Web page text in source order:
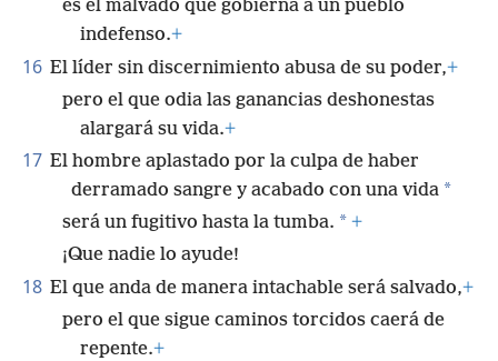
es el malvado que gobierna a un pueblo
indefenso.+
16 El líder sin discernimiento abusa de su poder,+
pero el que odia las ganancias deshonestas
alargará su vida.+
17 El hombre aplastado por la culpa de haber
derramado sangre y acabado con una vida *
será un fugitivo hasta la tumba. * +
¡Que nadie lo ayude!
18 El que anda de manera intachable será salvado,+
pero el que sigue caminos torcidos caerá de
repente.+